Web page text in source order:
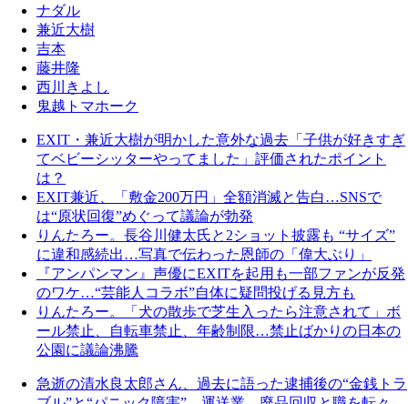
ナダル
兼近大樹
吉本
藤井隆
西川きよし
鬼越トマホーク
EXIT・兼近大樹が明かした意外な過去「子供が好きすぎ
てベビーシッターやってました」評価されたポイント
は？
EXIT兼近、「敷金200万円」全額消滅と告白…SNSで
は“原状回復”めぐって議論が勃発
りんたろー。長谷川健太氏と2ショット披露も “サイズ”
に違和感続出…写真で伝わった恩師の「偉大ぶり」
『アンパンマン』声優にEXITを起用も一部ファンが反発
のワケ…“芸能人コラボ”自体に疑問投げる見方も
りんたろー。「犬の散歩で芝生入ったら注意されて」ボ
ール禁止、自転車禁止、年齢制限…禁止ばかりの日本の
公園に議論沸騰
急逝の清水良太郎さん、過去に語った逮捕後の“金銭トラ